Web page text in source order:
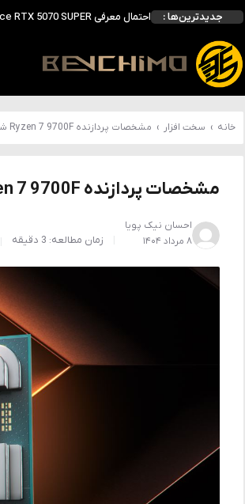
جدیدترین‌ها :
انویدیا DLSS 5 را با سه مدل هوش مصنوعی معرفی کرد؛ انتقادهای اولیه نتیجه داد
بالاخره سنسور Hotspot کارت‌های RTX 50 ظاهر شد؛ HWMonitor 1.65 تنها نماینده نمایش نیست
بررسی کیس GAMDIAS NESO P1 Pro؛ فول‌تاوری مهندسی‌شده برای سیستم‌های رده‌بالا
خانه › سخت افزار › مشخصات پردازنده Ryzen 7 9700F شرکت AMD لو رفت
مشخصات پردازنده Ryzen 7 9700F شرکت AMD لو رفت
احسان نیک پویا
۸ مرداد ۱۴۰۴
زمان مطالعه: 3 دقیقه